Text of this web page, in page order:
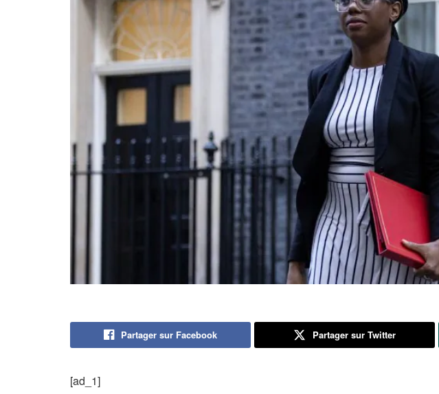
Partager sur Facebook Partager sur Twitter
[ad_1]